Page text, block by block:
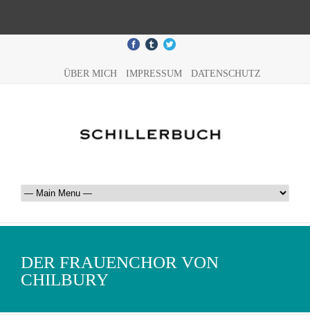
ÜBER MICH IMPRESSUM DATENSCHUTZ
DER FRAUENCHOR VON
CHILBURY